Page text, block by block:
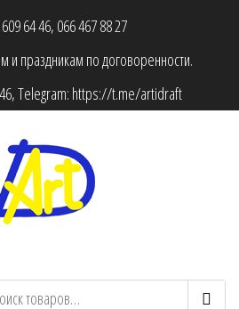
64 46, 066 467 88 27
и праздникам по договоренности.
, Telegram: https://t.me/artidraft